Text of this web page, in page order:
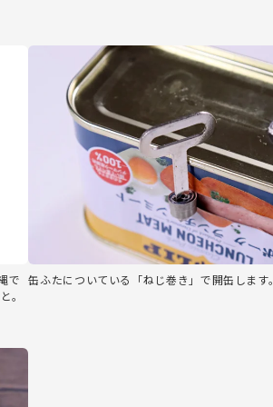
で
。
缶ふたについている「ねじ巻き」で開缶します。